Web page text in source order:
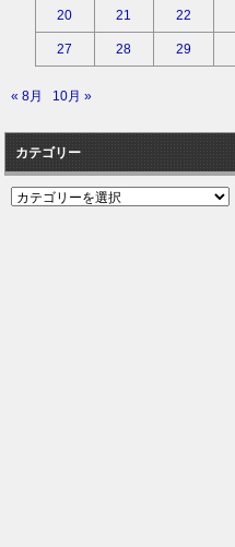
20 21 22
27 28 29
« 8月 10月 »
カテゴリー
カ